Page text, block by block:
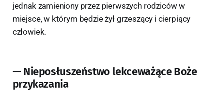
jednak zamieniony przez pierwszych rodziców w
miejsce, w którym będzie żył grzeszący i cierpiący
człowiek.
— Nieposłuszeństwo lekceważące Boże
przykazania